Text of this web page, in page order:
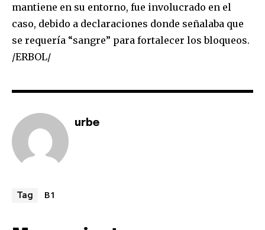
SUBSCRIBERS and be part of the
conversation.
To subscribe, simply enter your email address on our website
or click the subscribe button below. Don't worry, we respect
your privacy and won't spam your inbox. Your information is
mantiene en su entorno, fue involucrado en el
caso, debido a declaraciones donde señalaba que
se requería “sangre” para fortalecer los bloqueos.
/ERBOL/
urbe
Tag B1